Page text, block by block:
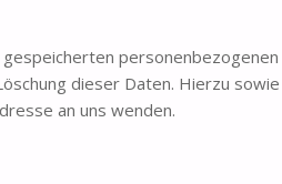
dieser Daten. Hierzu sowie
an uns wenden.